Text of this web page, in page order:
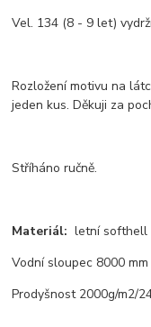
Vel. 134 (8 - 9 let)
Rozložení motivu na
jeden kus. Děkuji za
Stříháno ručně.
Materiál: letní softhell
Vodní sloupec 8000 mm
Prodyšnost 2000g/m2/